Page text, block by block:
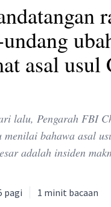
asal usul
lalu, Pengarah FBI
bahawa asal
adalah insiden
pagi
1 minit bacaan